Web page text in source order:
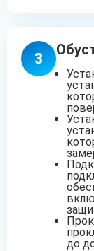
3
до